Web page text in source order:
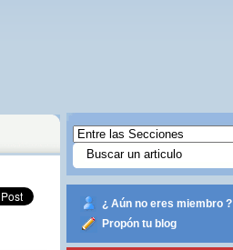
¿ Aún no eres miembro ?
Propón tu blog